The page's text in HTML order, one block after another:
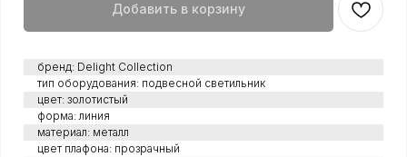
Добавить в корзину
бренд: Delight Collection
тип оборудования: подвесной светильник
цвет: золотистый
форма: линия
материал: металл
цвет плафона: прозрачный